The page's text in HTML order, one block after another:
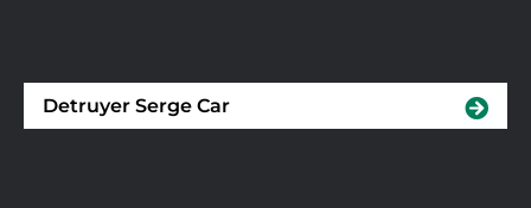
Detruyer Serge Car